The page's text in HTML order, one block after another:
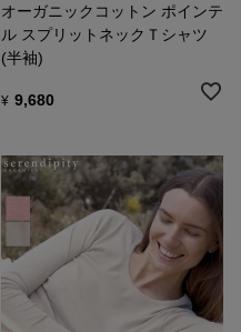
オーガニックコットン ポインテ
ル スプリットネックＴシャツ
(半袖)
¥ 9,680